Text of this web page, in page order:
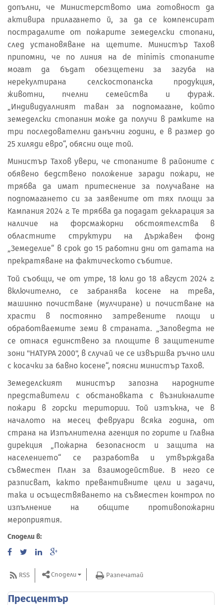
допълни, че Министерството има готовност да
активира прилагането й, за да се компенсират
пострадалите от пожарите земеделски стопани,
след установяване на щетите. Министър Тахов
припомни, че по линия на de minimis стопаните
могат да бъдат обезщетени за загуба на
нерекултирана селскостопанска продукция,
животни, пчелни семейства и фураж.
„Индивидуалният таван за подпомагане, който
земеделски стопанин може да получи в рамките на
три последователни данъчни години, е в размер до
25 хиляди евро“, обясни още той.
Министър Тахов увери, че стопаните в районите с
обявено бедствено положение заради пожари, не
трябва да имат притеснение за получаване на
подпомагането си за заявените от тях площи за
Кампания 2024 г. Те трябва да подадат декларация за
наличие на форсмажорни обстоятелства в
областните структури на Държавен фонд
„Земеделие“ в срок до 15 работни дни от датата на
прекратяване на фактическото събитие.
Той съобщи, че от утре, 18 юли до 18 август 2024 г.
включително, се забранява косене на трева,
машинно почистване (мулчиране) и почистване на
храсти в постоянно затревените площи и
обработваемите земи в страната. „Заповедта не
се отнася единствено за площите в защитените
зони "НАТУРА 2000", в случай че се извършва ръчно или
с косачки за бавно косене“, поясни министър Тахов.
Земеделският министър запозна народните
представители с обстановката с възникналите
пожари в горски територии. Той изтъкна, че в
началото на месец февруари всяка година, от
страна на Изпълнителна агенция по горите и Главна
дирекция „Пожарна безопасност и защита на
населението“ се разработва и утвърждава
съвместен План за взаимодействие. В него се
разписват, както превантивните цели и задачи,
така и осъществяването на съвместен контрол по
изпълнение на общите противопожарни
мероприятия.
Сподели в:
RSS Сподели Разпечатай
Пресцентър